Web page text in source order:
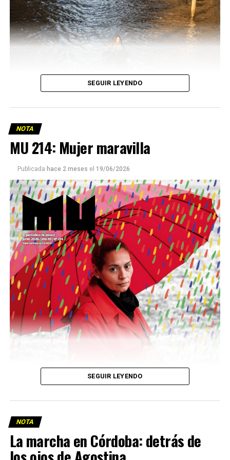
Este número 215 de MU ☝️viene con doble tapa, que
podría ser una frase:
Sin chamuyo, a remarla.
Descargar la Mu en PDF
SEGUIR LEYENDO
NOTA
MU 214: Mujer maravilla
Publicada hace 2 meses el 19/06/2026
SEGUIR LEYENDO
NOTA
La marcha en Córdoba: detrás de